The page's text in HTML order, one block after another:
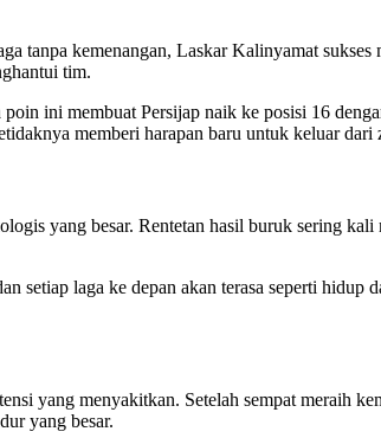
tanpa kemenangan, Laskar Kalinyamat
tim.
ini membuat Persijap naik ke posisi 16
memberi harapan baru untuk keluar dari
yang besar. Rentetan hasil buruk sering
setiap laga ke depan akan terasa seperti
yang menyakitkan. Setelah sempat meraih
yang besar.